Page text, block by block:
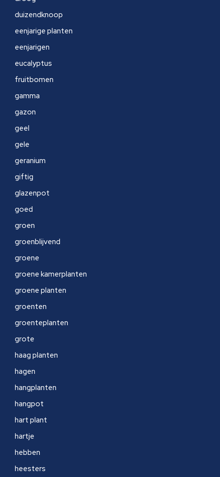
duizendknoop
eenjarige planten
eenjarigen
eucalyptus
fruitbomen
gamma
gazon
geel
gele
geranium
giftig
glazenpot
goed
groen
groenblijvend
groene
groene kamerplanten
groene planten
groenten
groenteplanten
grote
haag planten
hagen
hangplanten
hangpot
hart plant
hartje
hebben
heesters